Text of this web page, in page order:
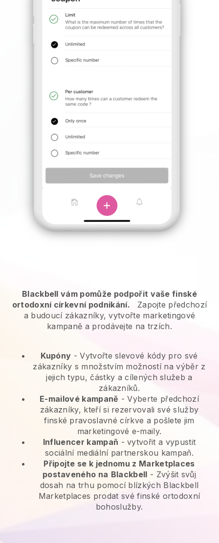
Blackbell vám pomůže podpořit vaše finské
ortodoxní církevní podnikání.
Zapojte předchozí
a budoucí zákazníky, vytvořte marketingové
kampaně a prodávejte na trzích.
Kupóny - Vytvořte slevové kódy pro své
zákazníky s množstvím možností na výběr z
jejich typu, částky a cílených služeb a
zákazníků.
E-mailové kampaně -Vyberte předchozí
zákazníky, kteří si rezervovali své služby
finské pravoslavné církve a pošlete jim
marketingové e-maily.
Influencer kampaň - vytvořit a vypustit
sociální mediální partnerskou kampaň.
Připojte se k jednomu z Marketplaces
postaveného na Blackbell - Zvýšit svůj
dosah na trhu pomocí blízkých Blackbell
Marketplaces prodat své finské ortodoxní
bohoslužby.